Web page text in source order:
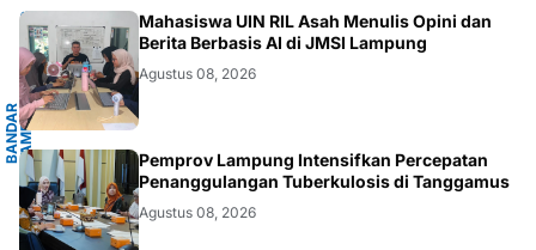
B
A
N
D
A
R
L
A
M
P
U
N
G
.
L
A
M
P
U
NG
Mahasiswa UIN RIL Asah Menulis Opini dan
Berita Berbasis AI di JMSI Lampung
Agustus 08, 2026
.LAMPUNG
Pemprov Lampung Intensifkan Percepatan
Penanggulangan Tuberkulosis di Tanggamus
Agustus 08, 2026